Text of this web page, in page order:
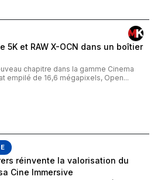
5K et RAW X-OCN dans un boîtier
chapitre dans la gamme Cinema
empilé de 16,6 mégapixels, Open...
réinvente la valorisation du
Cine Immersive